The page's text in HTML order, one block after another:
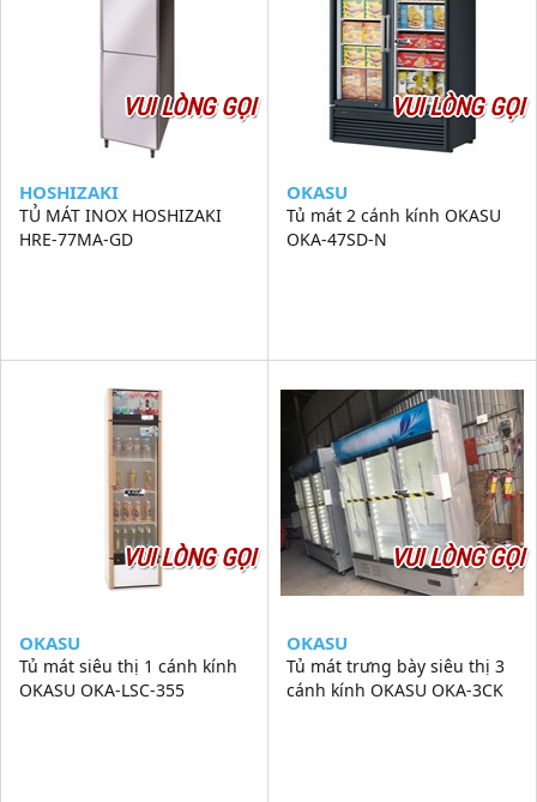
VUI LÒNG GỌI
HOSHIZAKI
TỦ MÁT INOX HOSHIZAKI
HRE-77MA-GD
VUI LÒNG GỌI
OKASU
Tủ mát 2 cánh kính OKASU
OKA-47SD-N
VUI LÒNG GỌI
OKASU
Tủ mát siêu thị 1 cánh kính
OKASU OKA-LSC-355
VUI LÒNG GỌI
OKASU
Tủ mát trưng bày siêu thị 3
cánh kính OKASU OKA-3CK